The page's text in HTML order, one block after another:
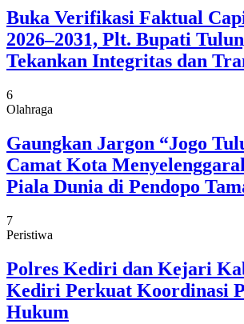
Buka Verifikasi Faktual
2026–2031, Plt. Bupati
Tekankan Integritas dan
6
Olahraga
Gaungkan Jargon “Jogo
Camat Kota
Piala Dunia di Pendopo
7
Peristiwa
Polres Kediri dan Kejari
Kediri Perkuat Koordinasi
Hukum